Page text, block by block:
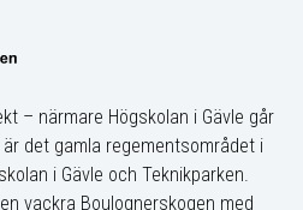
– närmare Högskolan i Gävle går
det gamla regementsområdet i
i Gävle och Teknikparken.
vackra Boulognerskogen med